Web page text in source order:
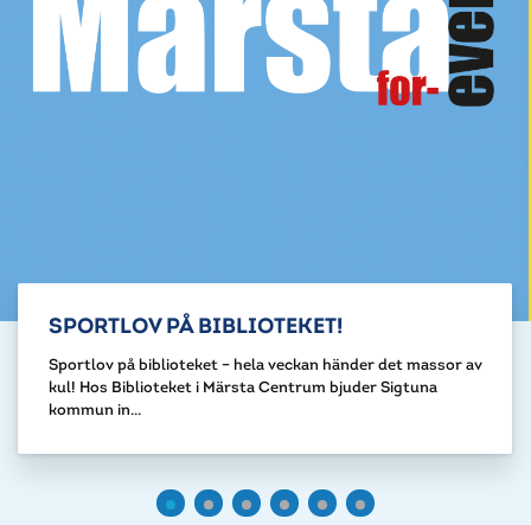
SPORTLOV PÅ BIBLIOTEKET!
Sportlov på biblioteket – hela veckan händer det massor av
kul! Hos Biblioteket i Märsta Centrum bjuder Sigtuna
kommun in...